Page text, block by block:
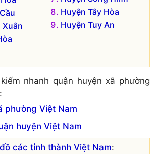
Huyện Tây Hòa
Huyện Tuy An
nhanh quận huyện xã phường
phường Việt Nam
huyện Việt Nam
các tỉnh thành Việt Nam: